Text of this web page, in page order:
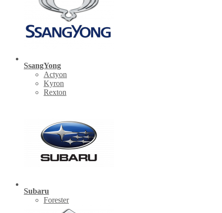
SsangYong
Actyon
Kyron
Rexton
Subaru
Forester